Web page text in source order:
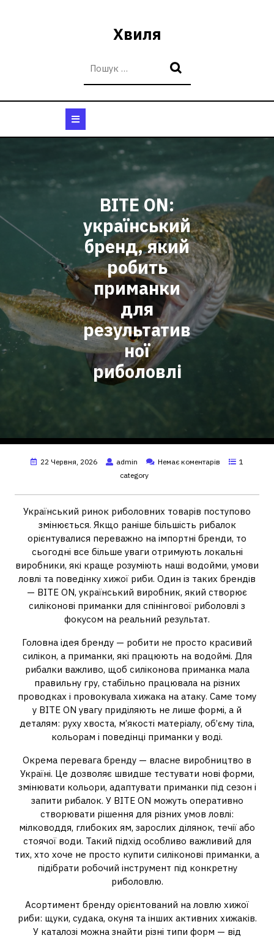
Хвиля
Відкрити
BITE ON:
український
бренд, який
робить
приманки
для
результатив
ної
риболовлі
22 Червня, 2026 admin Немає коментарів
1
category
Український ринок риболовних товарів поступово
змінюється. Якщо раніше більшість рибалок
орієнтувалися переважно на імпортні бренди, то
сьогодні все більше уваги отримують локальні
виробники, які краще розуміють наші водойми, умови
ловлі та поведінку хижої риби. Один із таких брендів
— BITE ON, український виробник, який створює
силіконові приманки для спінінгової риболовлі з
фокусом на реальний результат.
Головна ідея бренду — робити не просто красивий
силікон, а приманки, які працюють на водоймі. Для
рибалки важливо, щоб силіконова приманка мала
правильну гру, стабільно працювала на різних
проводках і провокувала хижака на атаку. Саме тому
у BITE ON увагу приділяють не лише формі, а й
деталям: руху хвоста, м’якості матеріалу, об’єму тіла,
кольорам і поведінці приманки у воді.
Окрема перевага бренду — власне виробництво в
Україні. Це дозволяє швидше тестувати нові форми,
змінювати кольори, адаптувати приманки під сезон і
запити рибалок. У BITE ON можуть оперативно
створювати рішення для різних умов ловлі:
мілководдя, глибоких ям, зарослих ділянок, течії або
стоячої води. Такий підхід особливо важливий для
тих, хто хоче не просто купити силіконові приманки, а
підібрати робочий інструмент під конкретну
риболовлю.
Асортимент бренду орієнтований на ловлю хижої
риби: щуки, судака, окуня та інших активних хижаків.
У каталозі можна знайти різні типи форм — від